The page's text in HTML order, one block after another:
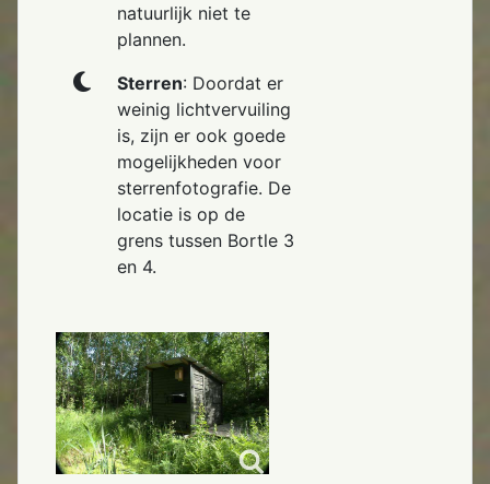
natuurlijk niet te
plannen.
Sterren: Doordat er
weinig lichtvervuiling
is, zijn er ook goede
mogelijkheden voor
sterrenfotografie. De
locatie is op de
grens tussen Bortle 3
en 4.